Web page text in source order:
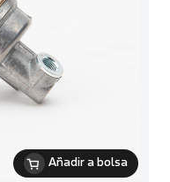
Añadir a bolsa